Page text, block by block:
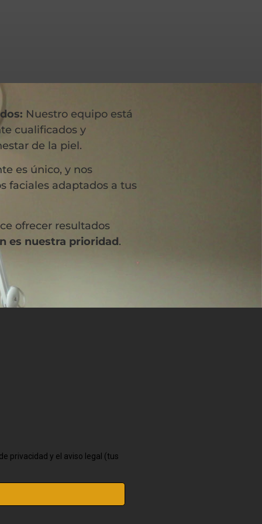
Nuestro equipo está
cualificados y
de la piel.
es único, y nos
faciales adaptados a tus
ofrecer resultados
es nuestra prioridad.